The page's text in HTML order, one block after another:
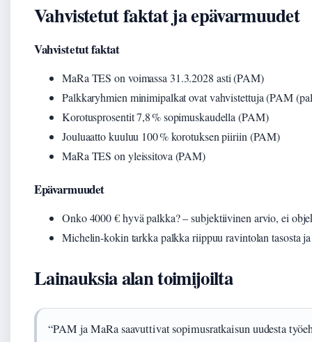
Vahvistetut faktat ja epävarmuudet
Vahvistetut faktat
MaRa TES on voimassa 31.3.2028 asti (PAM)
Palkkaryhmien minimipalkat ovat vahvistettuja (PAM
Korotusprosentit 7,8 % sopimuskaudella (PAM)
Jouluaatto kuuluu 100 % korotuksen piiriin (PAM)
MaRa TES on yleissitova (PAM)
Epävarmuudet
Onko 4000 € hyvä palkka? – subjektiivinen arvio, ei
Michelin-kokin tarkka palkka riippuu ravintolan tasosta
Lainauksia alan toimijoilta
“PAM ja MaRa saavuttivat sopimusratkaisun uudesta